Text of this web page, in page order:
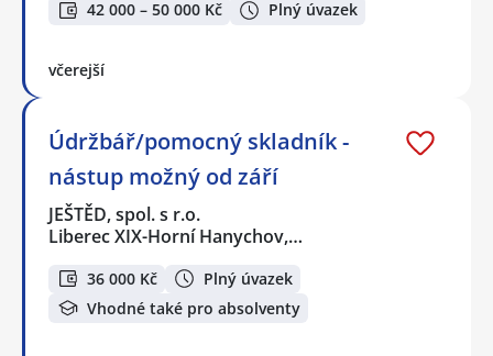
42 000 – 50 000 Kč Plný úvazek
včerejší
Údržbář/pomocný skladník -
nástup možný od září
JEŠTĚD, spol. s r.o.
Liberec XIX-Horní Hanychov,…
36 000 Kč
Plný úvazek
Vhodné také pro absolventy